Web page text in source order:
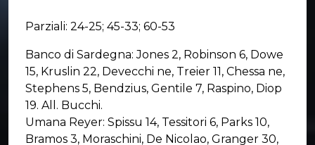
Parziali: 24-25; 45-33; 60-53
Banco di Sardegna: Jones 2, Robinson 6, Dowe
15, Kruslin 22, Devecchi ne, Treier 11, Chessa ne,
Stephens 5, Bendzius, Gentile 7, Raspino, Diop
19. All. Bucchi.
Umana Reyer: Spissu 14, Tessitori 6, Parks 10,
Bramos 3, Moraschini, De Nicolao, Granger 30,